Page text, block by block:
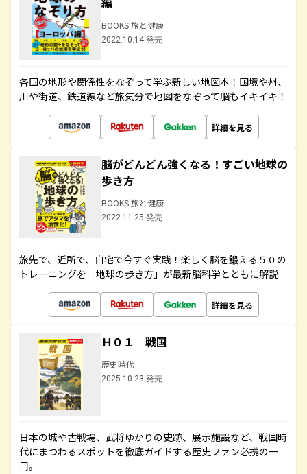
BOOKS 旅と健康
2022.10.14 発売
各国の地形や関係性をなぞって学ぶ新しい地図本！国境や州、
川や街道、鉄道線など旅気分で地図をなぞって脳もイキイキ！
詳細を見る
脳がどんどん強くなる！すごい地球の
歩き方
BOOKS 旅と健康
2022.11.25 発売
旅先で、近所で、自宅で今すぐ実践！楽しく脳を鍛える５０の
トレーニングを「地球の歩き方」が最新脳科学とともに解説
詳細を見る
Ｈ０１ 戦国
歴史時代
2025.10.23 発売
日本の城や古戦場、武将ゆかりの史跡、展示施設など、戦国時
代にまつわるスポットを徹底ガイドする歴史ファン必携の一
冊。